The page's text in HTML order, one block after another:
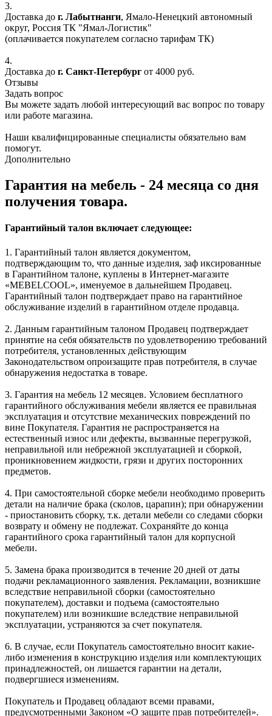
3.
Доставка до г. Лабытнанги, Ямало-Ненецкий автономный
округ, Россия ТК "Ямал-Логистик"
(оплачивается покупателем согласно тарифам ТК)
4.
Доставка до г. Санкт-Петербург от 4000 руб.
Отзывы
Задать вопрос
Вы можете задать любой интересующий вас вопрос по товару
или работе магазина.
Наши квалифицированные специалисты обязательно вам
помогут.
Дополнительно
Гарантия на мебель - 24 месяца со дня
получения товара.
Гарантийный талон включает следующее:
1. Гарантийный талон является документом,
подтверждающим то, что данные изделия, заф иксированные
в Гарантийном талоне, куплены в Интернет-магазите
«MEBELCOOL», именуемое в дальнейшем Продавец.
Гарантийный талон подтверждает право на гарантийное
обслуживание изделий в гарантийном отделе продавца.
2. Данным гарантийным талоном Продавец подтверждает
принятие на себя обязательств по удовлетворению требований
потребителя, установленных действующим
Законодательством опроизащите прав потребителя, в случае
обнаружения недостатка в товаре.
3. Гарантия на мебель 12 месяцев. Условием бесплатного
гарантийного обслуживания мебели является ее правильная
эксплуатация и отсутствие механических повреждений по
вине Покупателя. Гарантия не распространяется на
естественный износ или дефекты, вызванные перегрузкой,
неправильной или небрежной эксплуатацией и сборкой,
проникновением жидкости, грязи и других посторонних
предметов.
4. При самостоятельной сборке мебели необходимо проверить
детали на наличие брака (сколов, царапин); при обнаружении
- приостановить сборку, т.к. детали мебели со следами сборки
возврату и обмену не подлежат. Сохраняйте до конца
гарантийного срока гарантийный талон для корпусной
мебели.
5. Замена брака производится в течение 20 дней от даты
подачи рекламационного заявления. Рекламации, возникшие
вследствие неправильной сборки (самостоятельно
покупателем), доставки и подъема (самостоятельно
покупателем) или возникшие вследствие неправильной
эксплуатации, устраняются за счет покупателя.
6. В случае, если Покупатель самостоятельно вносит какие-
либо изменения в конструкцию изделия или комплектующих
принадлежностей, он лишается гарантии на детали,
подвергшиеся изменениям.
Покупатель и Продавец обладают всеми правами,
предусмотренными Законом «О защите прав потребителей».